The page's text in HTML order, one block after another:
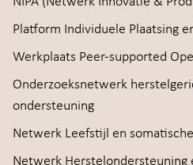
Platform Individuele Plaatsing
Werkplaats Peer-supported
Onderzoeksnetwerk
ondersteuning
Netwerk Leefstijl en
Netwerk Herstelondersteuning